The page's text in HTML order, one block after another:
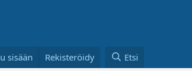
sisään Rekisteröidy Etsi